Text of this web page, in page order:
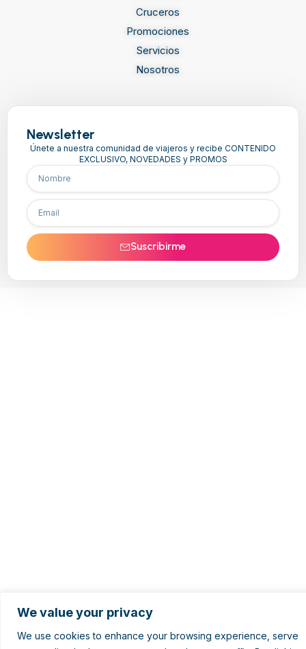
We value your privacy
We use cookies to enhance your browsing experience, serve
Cruceros
Promociones
Servicios
Nosotros
Newsletter
Únete a nuestra comunidad de viajeros y recibe CONTENIDO
EXCLUSIVO, NOVEDADES y PROMOS
Suscribirme